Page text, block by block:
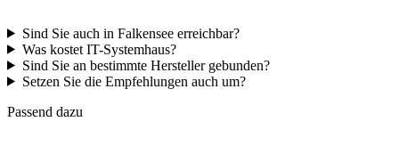
Sind Sie auch in Falkensee erreichbar?
Was kostet IT-Systemhaus?
Sind Sie an bestimmte Hersteller gebunden?
Setzen Sie die Empfehlungen auch um?
Passend dazu